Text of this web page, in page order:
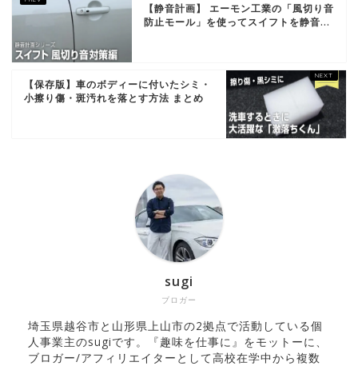
【静音計画】 エーモン工業の「風切り音
防止モール」を使ってスイフトを静音...
【保存版】車のボディーに付いたシミ・
小擦り傷・斑汚れを落とす方法 まとめ
ブロガー
sugi
埼玉県越谷市と山形県上山市の2拠点で活動している個
人事業主のsugiです。『趣味を仕事に』をモットーに、
ブロガー/アフィリエイターとして高校在学中から複数